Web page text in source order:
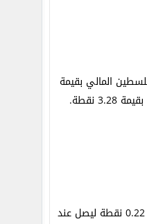
حيث ارتفع مؤشر فلسطين المالي بقيمة
الأحد بتاريخ 1 سبتمبر/أيلول لعام 2013 ارتفاعا بنسبة 0.19% محققا مكاسب بقيمة 0.22 نقطة ليصل عند